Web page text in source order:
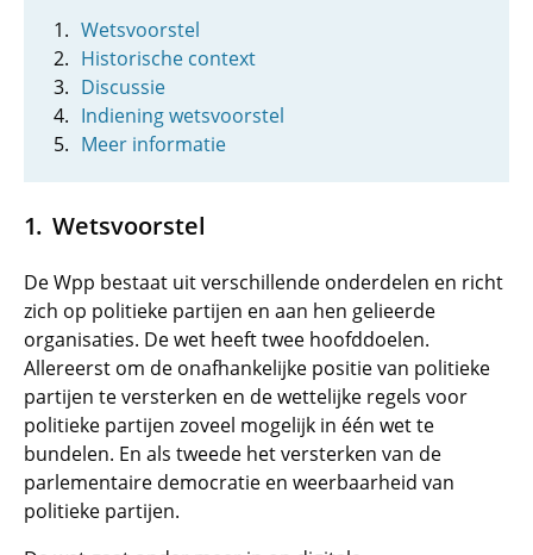
Wetsvoorstel
Historische context
Discussie
Indiening wetsvoorstel
Meer informatie
Wetsvoorstel
De Wpp bestaat uit verschillende onderdelen en richt
zich op politieke partijen en aan hen gelieerde
organisaties. De wet heeft twee hoofddoelen.
Allereerst om de onafhankelijke positie van politieke
partijen te versterken en de wettelijke regels voor
politieke partijen zoveel mogelijk in één wet te
bundelen. En als tweede het versterken van de
parlementaire democratie en weerbaarheid van
politieke partijen.